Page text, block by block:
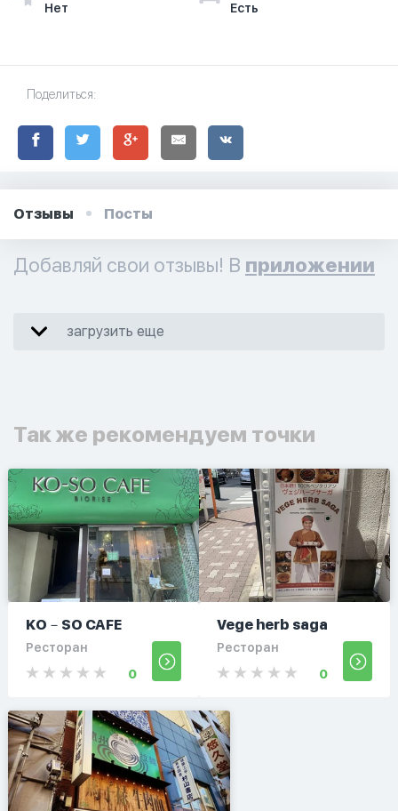
Нет
Есть
Поделиться:
Отзывы Посты
Добавляй свои отзывы! В приложении
загрузить еще
Так же рекомендуем точки
KO－SO CAFE
Ресторан
0
Vege herb saga
Ресторан
0